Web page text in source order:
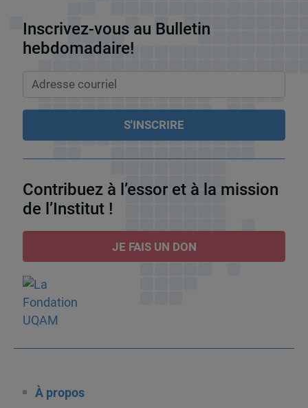
Inscrivez-vous au Bulletin
hebdomadaire!
Contribuez à l’essor et à la mission
de l’Institut !
JE FAIS UN DON
À propos